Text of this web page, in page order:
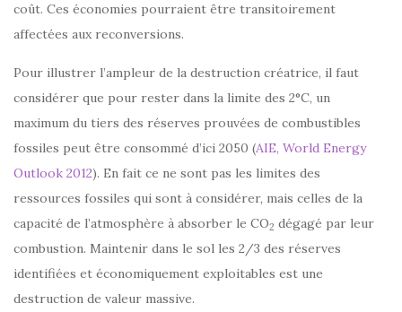
coût. Ces économies pourraient être transitoirement
affectées aux reconversions.
Pour illustrer l’ampleur de la destruction créatrice, il faut
considérer que pour rester dans la limite des 2°C, un
maximum du tiers des réserves prouvées de combustibles
fossiles peut être consommé d’ici 2050 (AIE, World Energy
Outlook 2012). En fait ce ne sont pas les limites des
ressources fossiles qui sont à considérer, mais celles de la
capacité de l’atmosphère à absorber le CO2 dégagé par leur
combustion. Maintenir dans le sol les 2/3 des réserves
identifiées et économiquement exploitables est une
destruction de valeur massive.